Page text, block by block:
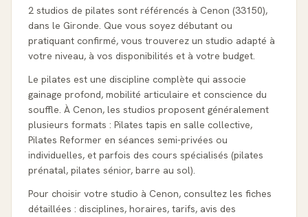
2 studios de pilates sont référencés à Cenon (33150),
dans le Gironde. Que vous soyez débutant ou
pratiquant confirmé, vous trouverez un studio adapté à
votre niveau, à vos disponibilités et à votre budget.
Le pilates est une discipline complète qui associe
gainage profond, mobilité articulaire et conscience du
souffle. À Cenon, les studios proposent généralement
plusieurs formats : Pilates tapis en salle collective,
Pilates Reformer en séances semi-privées ou
individuelles, et parfois des cours spécialisés (pilates
prénatal, pilates sénior, barre au sol).
Pour choisir votre studio à Cenon, consultez les fiches
détaillées : disciplines, horaires, tarifs, avis des